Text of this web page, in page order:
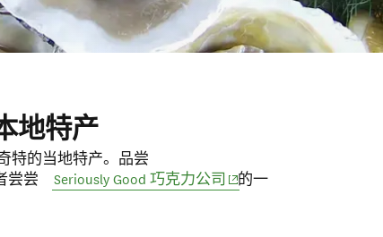
地特产
特的当地特产。品尝
尝尝 Seriously Good 巧克力公司 (opens in new window)
的一